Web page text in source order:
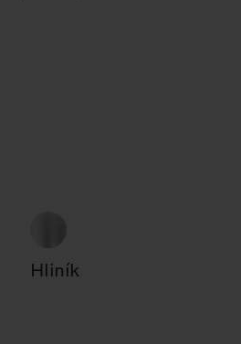
Hliník